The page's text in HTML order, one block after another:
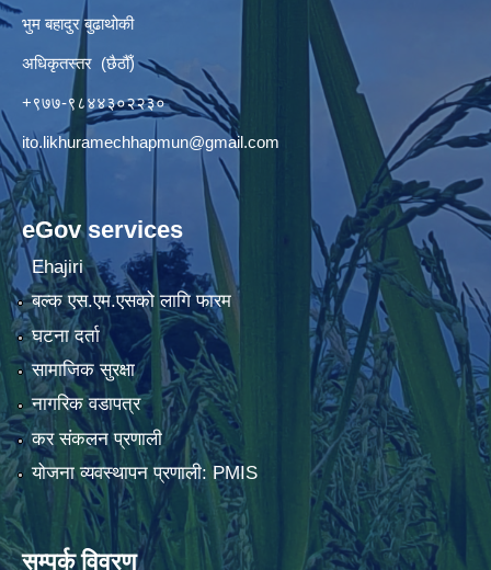
भुम बहादुर बुढाथोकी
अधिकृतस्तर (छैठौँ)
+९७७-९८४४३०२२३०
ito.likhuramechhapmun@gmail.com
eGov services
Ehajiri
बल्क एस.एम.एसको लागि फारम
घटना दर्ता
सामाजिक सुरक्षा
नागरिक वडापत्र
कर संकलन प्रणाली
योजना व्यवस्थापन प्रणाली: PMIS
सम्पर्क विवरण